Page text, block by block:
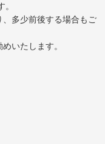
多少前後する場合もご
いたします。